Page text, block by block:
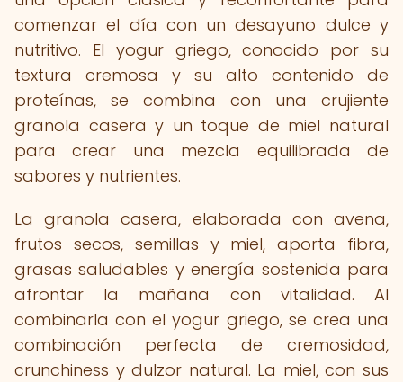
comenzar el día con un desayuno dulce y
nutritivo. El yogur griego, conocido por su
textura cremosa y su alto contenido de
proteínas, se combina con una crujiente
granola casera y un toque de miel natural
para crear una mezcla equilibrada de
sabores y nutrientes.
La granola casera, elaborada con avena,
frutos secos, semillas y miel, aporta fibra,
grasas saludables y energía sostenida para
afrontar la mañana con vitalidad. Al
combinarla con el yogur griego, se crea una
combinación perfecta de cremosidad,
crunchiness y dulzor natural. La miel, con sus